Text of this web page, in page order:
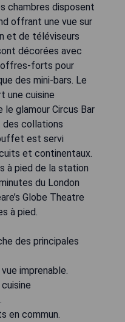
chambres disposent
offrant une vue sur
et de téléviseurs
décorées avec
forts pour
des mini-bars. Le
une cuisine
le glamour Circus Bar
des collations
est servi
et continentaux.
à pied de la station
du London
Globe Theatre
à pied.
des principales
imprenable.
en commun.